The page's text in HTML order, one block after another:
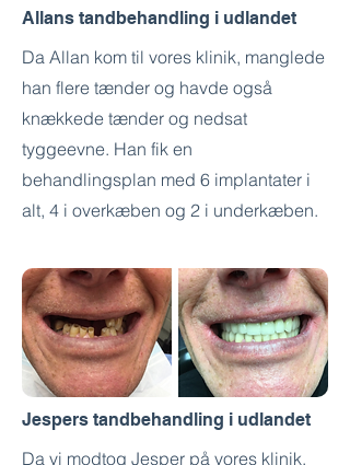
Allans tandbehandling i udlandet
Da Allan kom til vores klinik, manglede
han flere tænder og havde også
knækkede tænder og nedsat
tyggeevne. Han fik en
behandlingsplan med 6 implantater i
alt, 4 i overkæben og 2 i underkæben.
Jespers tandbehandling i udlandet
Da vi modtog Jesper på vores klinik,